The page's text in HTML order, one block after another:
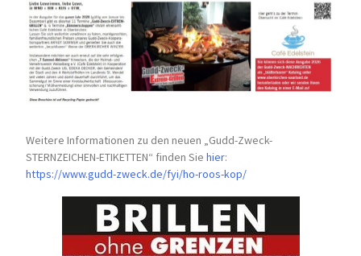
Weitere Informationen zu den neuen „Gudd-Zweck-
STERNZEICHEN-ETIKETTEN“ finden Siehier:
https://www.gudd-zweck.de/fyi/ho-roos-kop/